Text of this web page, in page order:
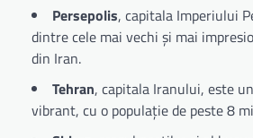
Persepolis, capitala Imperiului
dintre cele mai vechi și mai
din Iran.
Tehran, capitala Iranului, este
vibrant, cu o populație de peste 8